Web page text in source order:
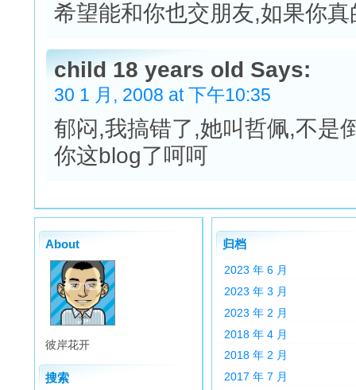
希望能和你也交朋友,如果你
child 18 years old Says:
30 1 月, 2008 at 下午10:35
郁闷,我搞错了,她叫哲佩,不是
你这blog了呵呵
About
彼岸花开
搜索
归档
2023 年 6 月
2023 年 3 月
2023 年 2 月
2018 年 4 月
2018 年 2 月
2017 年 7 月